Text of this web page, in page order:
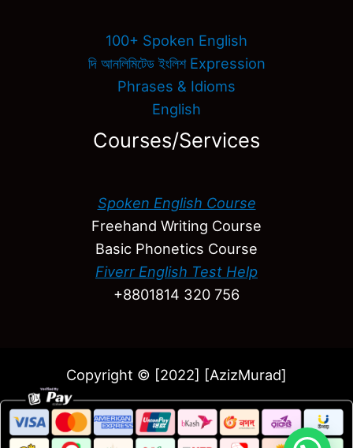
100+ Spoken English
দি আনলিমিটেড ইংলিশ Expression
Phrases & Idioms
English
Courses/Services
Spoken English Course
Freehand Writing Course
Basic Phonetics Course
Fiverr English Test Help
+8801814 320 756
Copyright © [2022] [AzizMurad]